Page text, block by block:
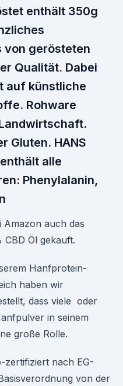
enthält 350g
von gerösteten
Qualität. Dabei
auf künstliche
Rohware
Gluten. HANS
alle
Phenylalanin,
Amazon auch das
Öl gekauft.
Hanfprotein-
haben wir
dass viele oder
in seinem
große Rolle.
zertifiziert nach EG-
von der